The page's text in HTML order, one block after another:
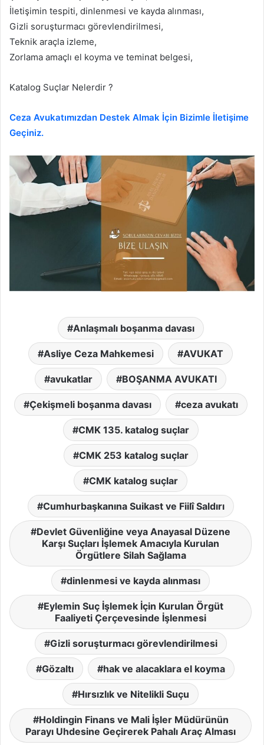
İletişimin tespiti, dinlenmesi ve kayda alınması,
Gizli soruşturmacı görevlendirilmesi,
Teknik araçla izleme,
Zorlama amaçlı el koyma ve teminat belgesi,
Katalog Suçlar Nelerdir ?
Ceza Avukatımızdan Destek Almak İçin Bizimle İletişime
Geçiniz.
Anlaşmalı boşanma davası
Asliye Ceza Mahkemesi AVUKAT
avukatlar BOŞANMA AVUKATI
Çekişmeli boşanma davası ceza avukatı
CMK 135. katalog suçlar
CMK 253 katalog suçlar
CMK katalog suçlar
Cumhurbaşkanına Suikast ve Fiilî Saldırı
Devlet Güvenliğine veya Anayasal Düzene
Karşı Suçları İşlemek Amacıyla Kurulan
Örgütlere Silah Sağlama
dinlenmesi ve kayda alınması
Eylemin Suç İşlemek İçin Kurulan Örgüt
Faaliyeti Çerçevesinde İşlenmesi
Gizli soruşturmacı görevlendirilmesi
Gözaltı hak ve alacaklara el koyma
Hırsızlık ve Nitelikli Suçu
Holdingin Finans ve Mali İşler Müdürünün
Parayı Uhdesine Geçirerek Pahalı Araç Alması